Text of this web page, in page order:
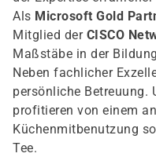
Als Microsoft Gold
Mitglied der CISCO
Maßstäbe in der
Neben fachlicher
persönliche Betreuung.
profitieren von einem
Küchenmitbenutzung
Tee.